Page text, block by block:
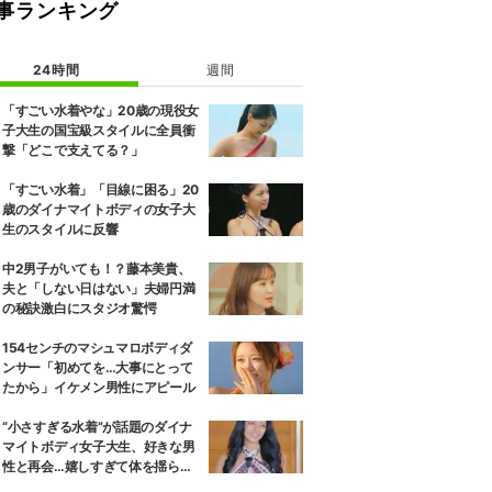
ランキング
24時間 週間
「すごい水着やな」20歳の現役女
子大生の国宝級スタイルに全員衝
撃「どこで支えてる？」
「すごい水着」「目線に困る」20
歳のダイナマイトボディの女子大
生のスタイルに反響
中2男子がいても！？藤本美貴、
夫と「しない日はない」夫婦円満
の秘訣激白にスタジオ驚愕
154センチのマシュマロボディダ
ンサー「初めてを…大事にとって
たから」イケメン男性にアピール
“小さすぎる水着”が話題のダイナ
マイトボディ女子大生、好きな男
性と再会…嬉しすぎて体を揺らし